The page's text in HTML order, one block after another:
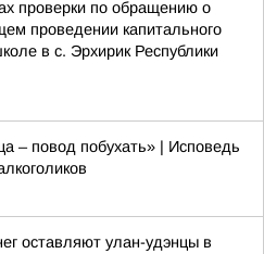
проверки по обращению о
проведении капитального
в с. Эрхирик Республики
– повод побухать» | Исповедь
оставляют улан-удэнцы в